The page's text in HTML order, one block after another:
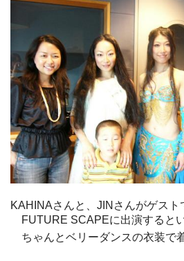
KAHINAさんと、JINさんがゲスト
FUTURE SCAPEに出演するとい
ちゃんとベリーダンスの衣装で